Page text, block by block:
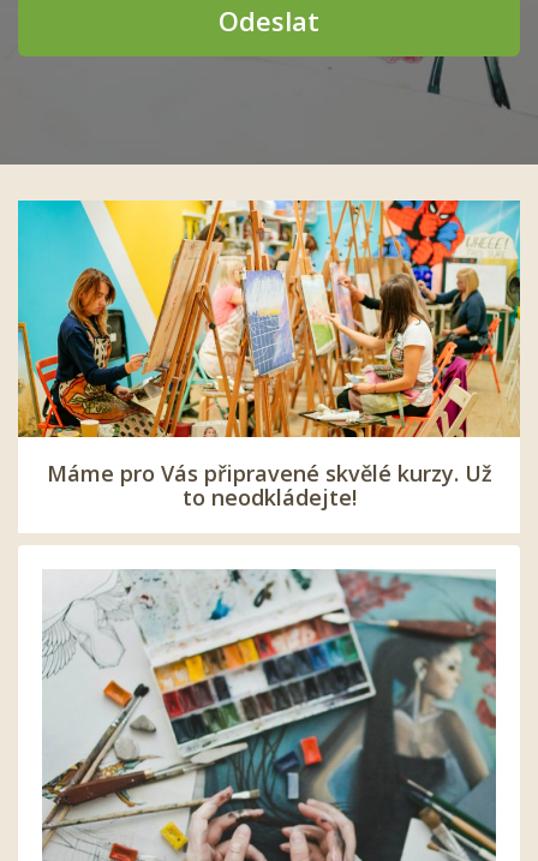
Odeslat
Máme pro Vás připravené skvělé kurzy. Už
to neodkládejte!